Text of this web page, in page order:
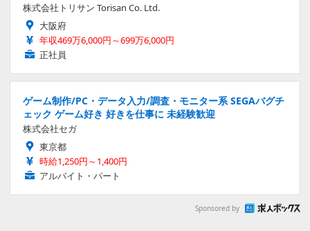
株式会社トリサン Torisan Co. Ltd.
大阪府
年収469万6,000円～699万6,000円
正社員
ゲーム制作/PC・データ入力/調査・モニター系 SEGAバグチ
ェック ゲーム好き 好きを仕事に 未経験歓迎
株式会社セガ
東京都
時給1,250円～1,400円
アルバイト・パート
Sponsored by